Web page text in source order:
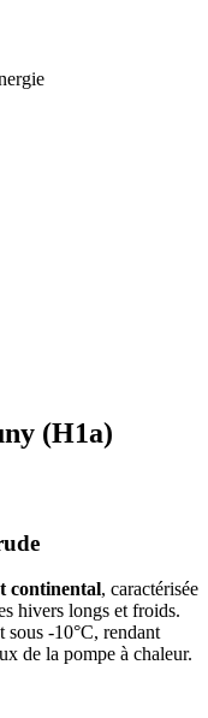
(H1a)
continental, caractérisée
hivers longs et froids.
sous -10°C, rendant
de la pompe à chaleur.